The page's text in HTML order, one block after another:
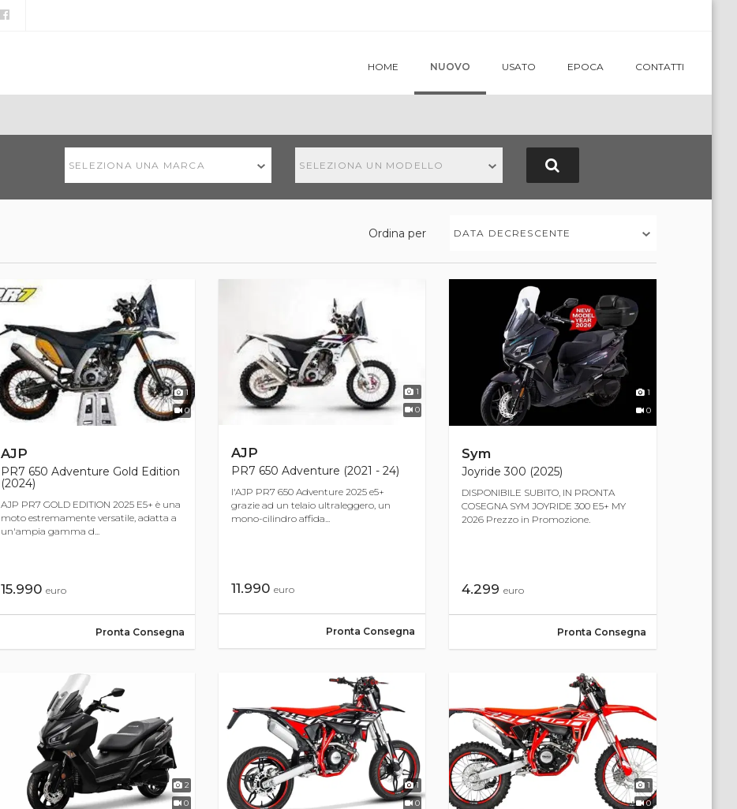
HOME NUOVO USATO EPOCA CONTATTI
SELEZIONA UNA MARCA SELEZIONA UN MODELLO
Ordina per DATA DECRESCENTE
1
0
AJP
PR7 650 Adventure Gold Edition
(2024)
AJP PR7 GOLD EDITION 2025 E5+ è una
moto estremamente versatile, adatta a
un'ampia gamma d...
15.990 euro
Pronta Consegna
1
0
AJP
PR7 650 Adventure (2021 - 24)
l'AJP PR7 650 Adventure 2025 e5+
grazie ad un telaio ultraleggero, un
mono-cilindro affida...
11.990 euro
Pronta Consegna
1
0
Sym
Joyride 300 (2025)
DISPONIBILE SUBITO, IN PRONTA
COSEGNA SYM JOYRIDE 300 E5+ MY
2026 Prezzo in Promozione.
4.299euro
Pronta Consegna
2
0
1
0
1
0